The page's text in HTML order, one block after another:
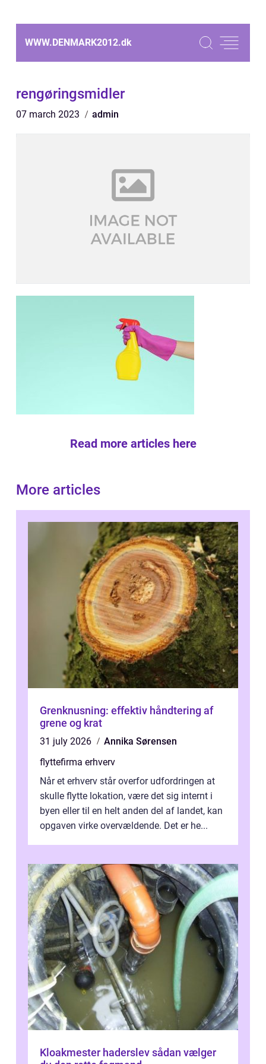
WWW.DENMARK2012.dk
rengøringsmidler
07 march 2023 admin
Read more articles here
More articles
Grenknusning: effektiv håndtering af
grene og krat
31 july 2026
Annika Sørensen
flyttefirma erhverv
Når et erhverv står overfor udfordringen at
skulle flytte lokation, være det sig internt i
byen eller til en helt anden del af landet, kan
opgaven virke overvældende. Det er he...
Kloakmester haderslev sådan vælger